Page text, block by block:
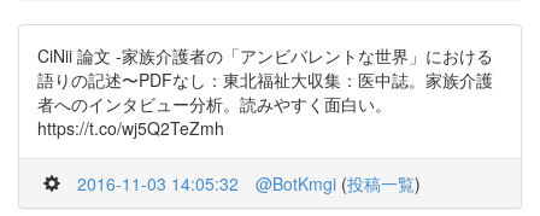
CiNii 論文 -家族介護者の「アンビバレントな世界」における
語りの記述〜PDFなし：東北福祉大収集：医中誌。家族介護
者へのインタビュー分析。読みやすく面白い。
https://t.co/wj5Q2TeZmh
2016-11-03 14:05:32 @BotKmgi (投稿一覧)